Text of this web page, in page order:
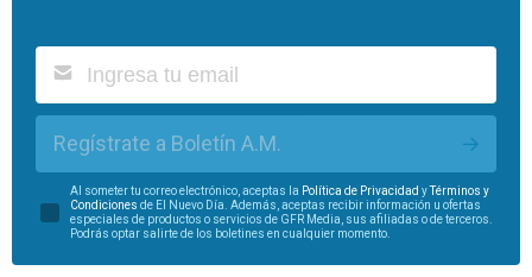
Regístrate a Boletín A.M.
Al someter tu correo electrónico, aceptas la Política de Privacidad y
Términos y
Condiciones de El Nuevo Día. Además, aceptas recibir información u ofertas
especiales de productos o servicios de GFR Media, sus afiliadas o de terceros.
Podrás optar salirte de los boletines en cualquier momento.